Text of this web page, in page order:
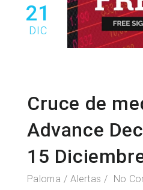
21
DIC
Cruce de
Advance
15
Paloma Alertas No